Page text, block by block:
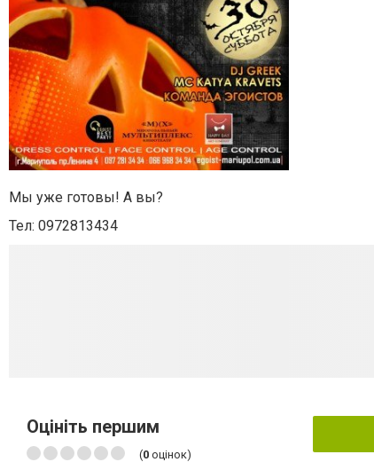
Мы уже готовы! А вы?
Тел: 0972813434
Оцініть першим
(0 оцінок)